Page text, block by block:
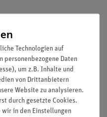
ab 300,- €
Technologien auf
personenbezogene Daten
um z.B. Inhalte und
von Drittanbietern
Website zu analysieren.
durch gesetzte Cookies.
in den Einstellungen